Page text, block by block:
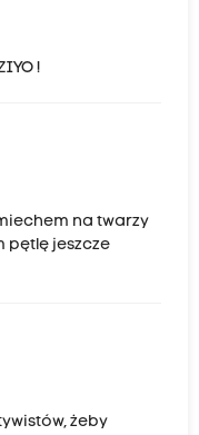
!
na twarzy
pętlę jeszcze
żeby